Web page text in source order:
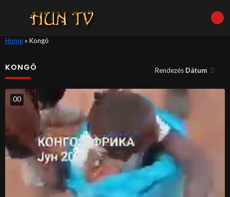
Home» Kongó
KONGÓ Rendezés Dátum
00